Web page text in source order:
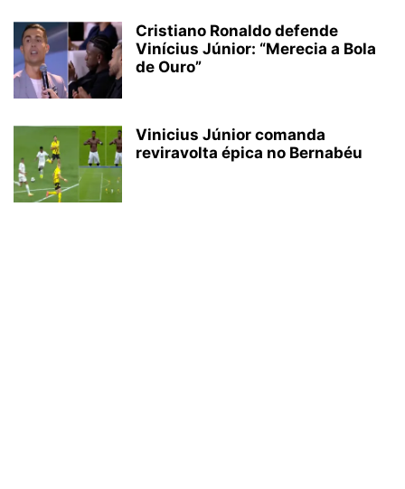
Cristiano Ronaldo defende
Vinícius Júnior: “Merecia a Bola
de Ouro”
Vinicius Júnior comanda
reviravolta épica no Bernabéu